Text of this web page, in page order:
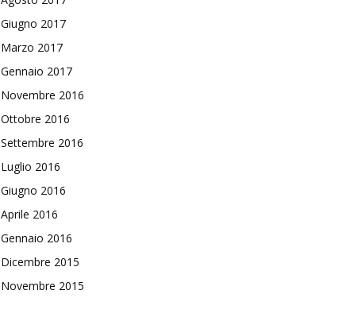
Giugno 2017
Marzo 2017
Gennaio 2017
Novembre 2016
Ottobre 2016
Settembre 2016
Luglio 2016
Giugno 2016
Aprile 2016
Gennaio 2016
Dicembre 2015
Novembre 2015